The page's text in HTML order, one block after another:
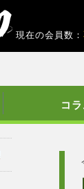
現在の会員数：
コ